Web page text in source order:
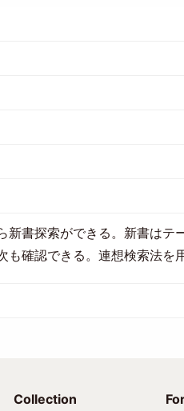
新書探索ができる。新書はテ
確認できる。連想検索法を
Collection